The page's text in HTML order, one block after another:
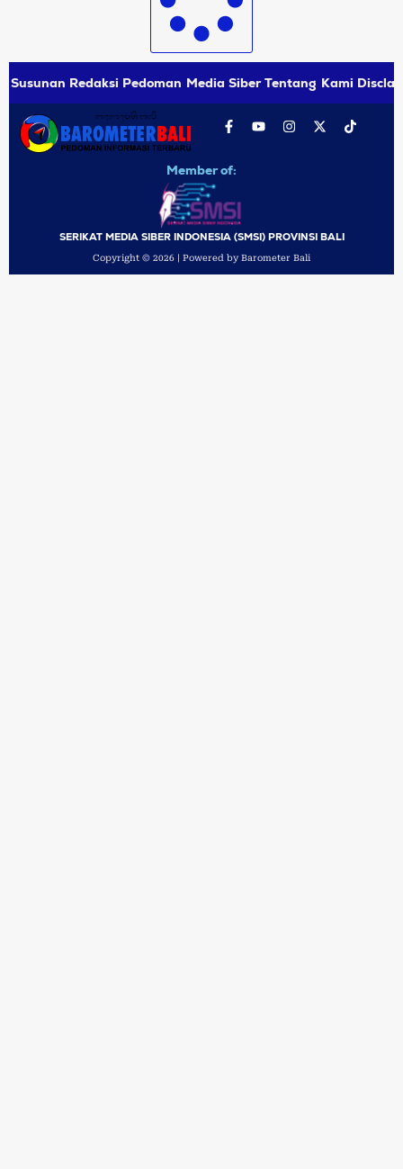
Susunan Redaksi Pedoman Media Siber Tentang Kami
Member of:
SERIKAT MEDIA SIBER INDONESIA (SMSI) PROVINSI BALI
Copyright © 2026 | Powered by Barometer Bali